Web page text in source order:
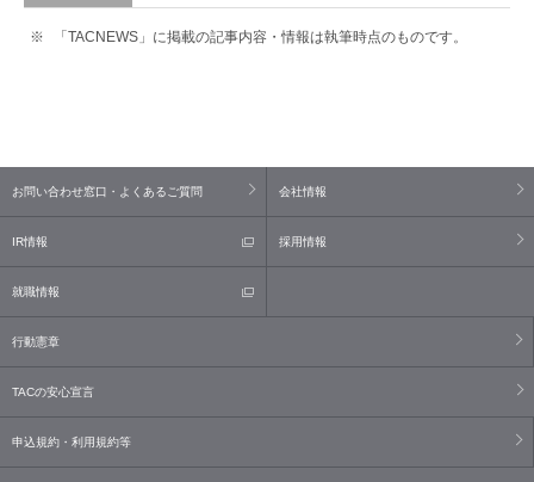
「TACNEWS」に掲載の記事内容・情報は執筆時点のものです。
お問い合わせ窓口・よくあるご質問 会社情報
IR情報 採用情報
就職情報
行動憲章
TACの安心宣言
申込規約・利用規約等